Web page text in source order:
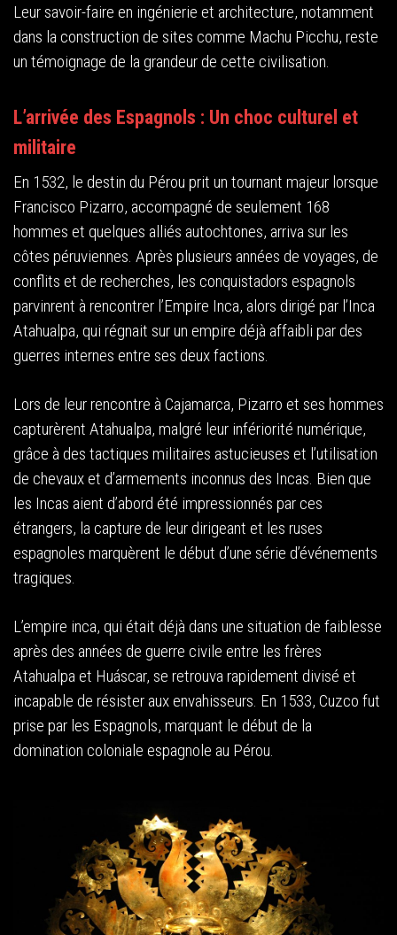
Leur savoir-faire en ingénierie et architecture, notamment
dans la construction de sites comme Machu Picchu, reste
un témoignage de la grandeur de cette civilisation.
L’arrivée des Espagnols : Un choc culturel et
militaire
En 1532, le destin du Pérou prit un tournant majeur lorsque
Francisco Pizarro, accompagné de seulement 168
hommes et quelques alliés autochtones, arriva sur les
côtes péruviennes. Après plusieurs années de voyages, de
conflits et de recherches, les conquistadors espagnols
parvinrent à rencontrer l’Empire Inca, alors dirigé par l’Inca
Atahualpa, qui régnait sur un empire déjà affaibli par des
guerres internes entre ses deux factions.
Lors de leur rencontre à Cajamarca, Pizarro et ses hommes
capturèrent Atahualpa, malgré leur infériorité numérique,
grâce à des tactiques militaires astucieuses et l’utilisation
de chevaux et d’armements inconnus des Incas. Bien que
les Incas aient d’abord été impressionnés par ces
étrangers, la capture de leur dirigeant et les ruses
espagnoles marquèrent le début d’une série d’événements
tragiques.
L’empire inca, qui était déjà dans une situation de faiblesse
après des années de guerre civile entre les frères
Atahualpa et Huáscar, se retrouva rapidement divisé et
incapable de résister aux envahisseurs. En 1533, Cuzco fut
prise par les Espagnols, marquant le début de la
domination coloniale espagnole au Pérou.